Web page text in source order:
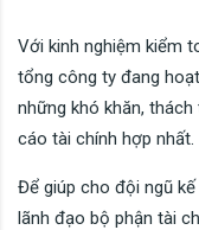
Với kinh nghiệm kiểm
tổng công ty đang
những khó khăn,
cáo tài chính hợp nhất.
Để giúp cho đội ngũ
lãnh đạo bộ phận tài